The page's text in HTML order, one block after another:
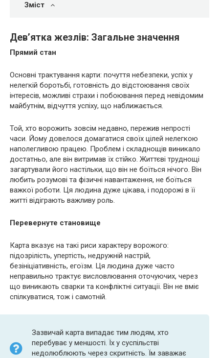
Зміст
Дев’ятка жезлів: Загальне значення
Прямий стан
Основні трактування карти: почуття небезпеки, успіх у
нелегкій боротьбі, готовність до відстоювання своїх
інтересів, можливі страхи і побоювання перед невідомим
майбутнім, відчуття успіху, що наближається.
Той, хто ворожить зовсім недавно, пережив непрості
часи. Йому довелося домагатися своїх цілей нелегкою
наполегливою працею. Проблем і складнощів виникало
достатньо, але він витримав їх стійко. Життєві труднощі
загартували його настільки, що він не боїться нічого. Він
любить розумові та фізичні навантаження, не боїться
важкої роботи. Ця людина дуже цікава, і подорожі в її
житті відіграють важливу роль.
Перевернуте становище
Карта вказує на такі риси характеру ворожого:
підозрілість, упертість, недружній настрій,
безініціативність, егоїзм. Ця людина дуже часто
неправильно трактує висловлювання оточуючих, через
що виникають сварки та конфліктні ситуації. Він не вміє
спілкуватися, тож і самотній.
Зазвичай карта випадає тим людям, хто
перебуває у меншості. Їх у суспільстві
недолюблюють через скритність. Їм заважає